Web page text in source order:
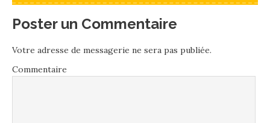
Poster un Commentaire
Votre adresse de messagerie ne sera pas publiée.
Commentaire